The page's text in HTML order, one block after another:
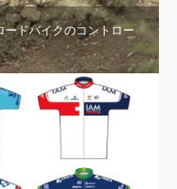
ードバイクのコントロー